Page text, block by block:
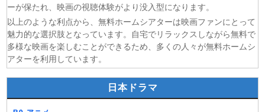
ーが保たれ、映画の視聴体験がより没入型になります。
以上のような利点から、無料ホームシアターは映画ファンにとって
魅力的な選択肢となっています。自宅でリラックスしながら無料で
多様な映画を楽しむことができるため、多くの人々が無料ホームシ
アターを利用しています。
日本ドラマ